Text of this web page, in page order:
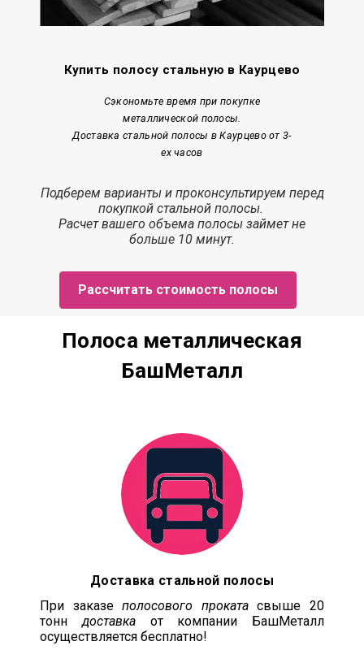
Купить полосу стальную в Каурцево
Сэкономьте время при покупке
металлической полосы.
Доставка стальной полосы в Каурцево от 3-
ех часов
Подберем варианты и проконсультируем перед
покупкой стальной полосы.
Расчетвашего объема полосы займетне
больше 10 минут.
Рассчитать стоимость полосы
Полоса металлическая
БашМеталл
Доставка стальной полосы
При заказеполосового прокатасвыше 20
тонндоставкаот компании БашМеталл
осуществляется бесплатно!